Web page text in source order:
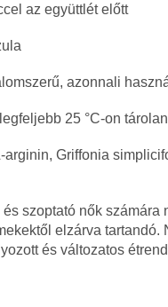
az együttlét előtt
azonnali
25 °C-on
arginin, Griffonia
szoptató nők számára
elzárva
és változatos